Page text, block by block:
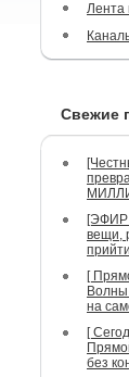
Лента
Свежие
вещи,
прийти
[
Волны
на
[
без